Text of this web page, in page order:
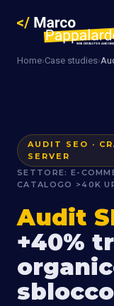
Home›Case studies›
AUDIT SEO ·
SERVER
SETTORE: E-
CATALOGO >40K
Audit
+40%